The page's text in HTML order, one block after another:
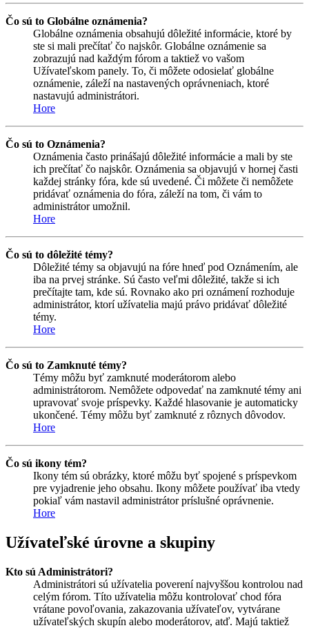
Čo sú to Globálne oznámenia?
Globálne oznámenia obsahujú dôležité informácie, ktoré by
ste si mali prečítať čo najskôr. Globálne oznámenie sa
zobrazujú nad každým fórom a taktiež vo vašom
Užívateľskom panely. To, či môžete odosielať globálne
oznámenie, záleží na nastavených oprávneniach, ktoré
nastavujú administrátori.
Hore
Čo sú to Oznámenia?
Oznámenia často prinášajú dôležité informácie a mali by ste
ich prečítať čo najskôr. Oznámenia sa objavujú v hornej časti
každej stránky fóra, kde sú uvedené. Či môžete či nemôžete
pridávať oznámenia do fóra, záleží na tom, či vám to
administrátor umožnil.
Hore
Čo sú to dôležité témy?
Dôležité témy sa objavujú na fóre hneď pod Oznámením, ale
iba na prvej stránke. Sú často veľmi dôležité, takže si ich
prečítajte tam, kde sú. Rovnako ako pri oznámení rozhoduje
administrátor, ktorí užívatelia majú právo pridávať dôležité
témy.
Hore
Čo sú to Zamknuté témy?
Témy môžu byť zamknuté moderátorom alebo
administrátorom. Nemôžete odpovedať na zamknuté témy ani
upravovať svoje príspevky. Každé hlasovanie je automaticky
ukončené. Témy môžu byť zamknuté z rôznych dôvodov.
Hore
Čo sú ikony tém?
Ikony tém sú obrázky, ktoré môžu byť spojené s príspevkom
pre vyjadrenie jeho obsahu. Ikony môžete používať iba vtedy
pokiaľ vám nastavil administrátor príslušné oprávnenie.
Hore
Užívateľské úrovne a skupiny
Kto sú Administrátori?
Administrátori sú užívatelia poverení najvyššou kontrolou nad
celým fórom. Títo užívatelia môžu kontrolovať chod fóra
vrátane povoľovania, zakazovania užívateľov, vytvárane
užívateľských skupín alebo moderátorov, atď. Majú taktiež